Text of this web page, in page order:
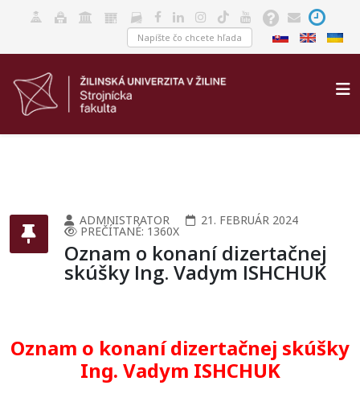
ADMNISTRATOR 21. FEBRUÁR 2024
PREČÍTANÉ: 1360X
Oznam o konaní dizertačnej
skúšky Ing. Vadym ISHCHUK
Oznam o konaní dizertačnej skúšky
Ing. Vadym ISHCHUK